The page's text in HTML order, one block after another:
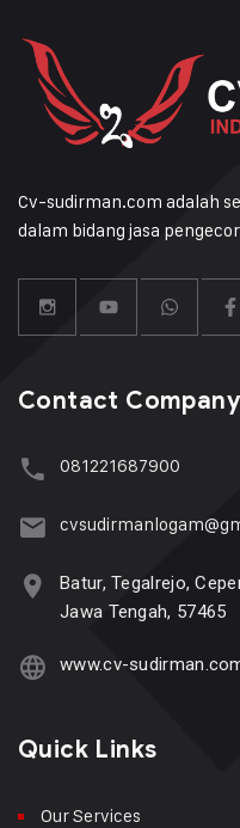
Cv-sudirman.com adalah
dalam bidang jasa
Contact Company
081221687900
Batur, Tegalrejo,
Jawa Tengah, 57465
www.cv-
Quick Links
Our Services